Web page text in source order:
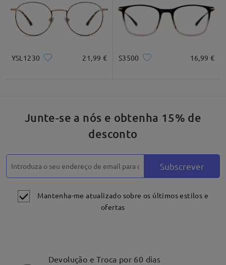
Óculos Ovais vintage realça seu estilo
YSL1230 21,99 € S3500 16,99 €
Junte-se a nós e obtenha 15% de
desconto
Subscrever
Mantenha-me atualizado sobre os últimos estilos e
ofertas
Devolução e Troca por 60 dias